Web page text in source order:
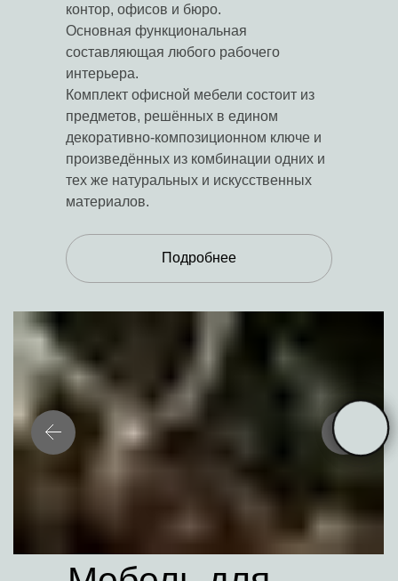
контор, офисов и бюро.
Основная функциональная
составляющая любого рабочего
интерьера.
Комплект офисной мебели состоит из
предметов, решённых в едином
декоративно-композиционном ключе и
произведённых из комбинации одних и
тех же натуральных и искусственных
материалов.
Подробнее